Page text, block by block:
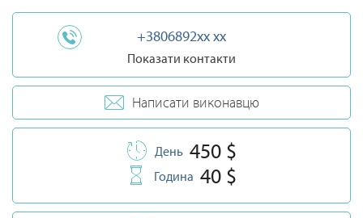
+3806892xx xx
Показати контакти
Написати виконавцю
День 450 $
Година 40 $